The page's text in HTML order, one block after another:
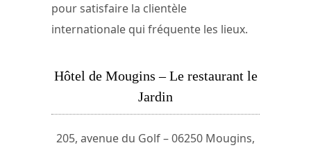
pour satisfaire la clientèle
internationale qui fréquente les lieux.
Hôtel de Mougins – Le restaurant le
Jardin
205, avenue du Golf – 06250 Mougins,